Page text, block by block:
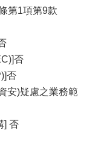
第1項第9款
否
否
安)疑慮之業務範
] 否